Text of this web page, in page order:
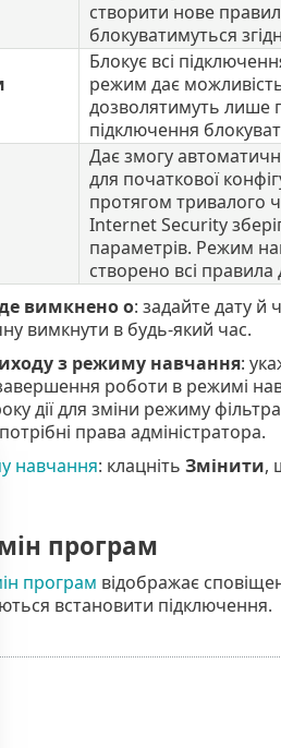
створити нове
блокуватимуться
Блокує всі
режим дає
дозволятимуть лише
підключення
Дає змогу
для початкової
протягом тривалого
Internet Security
параметрів. Режим
створено всі
вимкнено о: задайте дату
вимкнути в будь-який час.
з режиму навчання:
роботи в режимі
дії для зміни режиму
права адміністратора.
навчання: клацніть Змінити,
програм
програм відображає
встановити підключення.